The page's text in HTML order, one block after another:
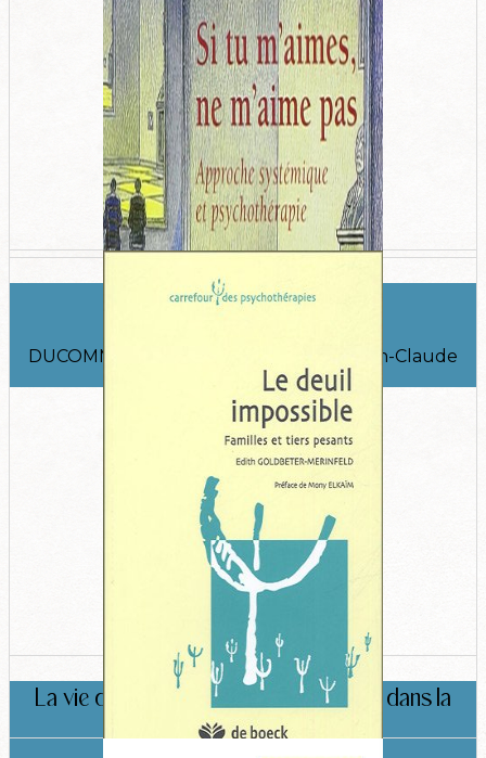
La vie des émotions et l’attachement dans la
famille
Ces loyautés qui nous libèrent
DUCOMMUN-NAGY Catherine, Paris, Jean-Claude
Lattès, 2006.